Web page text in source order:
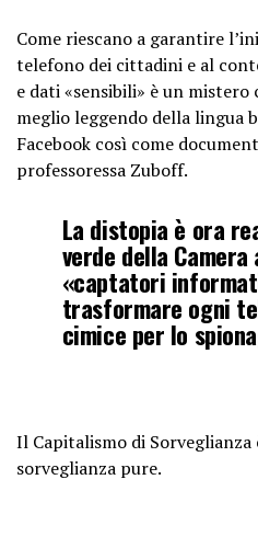
Come riescano a garantire
telefono dei cittadini e al
e dati «sensibili» è un mistero
meglio leggendo della lingua
Facebook così come
professoressa Zuboff.
La distopia è ora
verde della Camera
«captatori
trasformare ogni
cimice per lo
Il Capitalismo di Sorveglianza
sorveglianza pure.